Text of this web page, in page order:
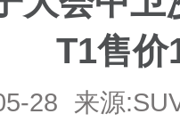
T1售价
28 来源